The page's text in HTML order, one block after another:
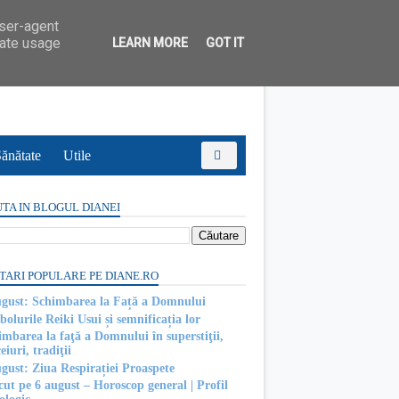
Utile
IN BLOGUL DIANEI
POPULARE PE DIANE.RO
Schimbarea la Față a Domnului
Reiki Usui și semnificația lor
la faţă a Domnului în superstiţii,
tradiţii
Ziua Respirației Proaspete
pe 6 august – Horoscop general | Profil
agent
usage
LEARN MORE GOT IT